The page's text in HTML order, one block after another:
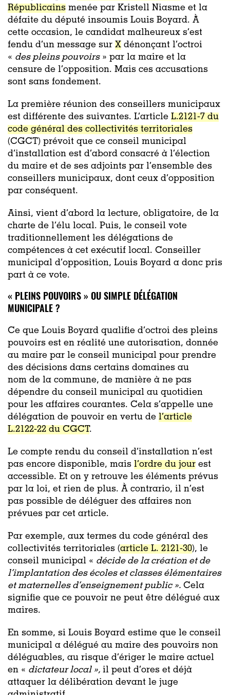
Républicains menée par Kristell Niasme et la
défaite du député insoumis Louis Boyard. À
cette occasion, le candidat malheureux s’est
fendu d’un message sur X dénonçant l’octroi
« des pleins pouvoirs» par la maire et la
censure de l’opposition. Mais ces accusations
sont sans fondement.
La première réunion des conseillers municipaux
est différente des suivantes. L’article L.2121-7 du
code général des collectivités territoriales
(CGCT) prévoit que ce conseil municipal
d’installation est d’abord consacré à l’élection
du maire et de ses adjoints par l’ensemble des
conseillers municipaux, dont ceux d’opposition
par conséquent.
Ainsi, vient d’abord la lecture, obligatoire, de la
charte de l’élu local. Puis, le conseil vote
traditionnellement les délégations de
compétences à cet exécutif local. Conseiller
municipal d’opposition, Louis Boyard a donc pris
part à ce vote.
« PLEINS POUVOIRS » OU SIMPLE DÉLÉGATION
MUNICIPALE ?
Ce que Louis Boyard qualifie d’octroi des pleins
pouvoirs est en réalité une autorisation, donnée
au maire par le conseil municipal pour prendre
des décisions dans certains domaines au
nom de la commune, de manière à ne pas
dépendre du conseil municipal au quotidien
pour les affaires courantes. Cela s’appelle une
délégation de pouvoir en vertu de l’article
L.2122-22 du CGCT.
Le compte rendu du conseil d’installation n’est
pas encore disponible, mais l’ordre du jour est
accessible. Et on y retrouve les éléments prévus
par la loi, et rien de plus. À contrario, il n’est
pas possible de déléguer des affaires non
prévues par cet article.
Par exemple, aux termes du code général des
collectivités territoriales (article L. 2121-30), le
conseil municipal « décide de la création et de
l’implantation des écoles et classes élémentaires
et maternelles d’enseignement public ». Cela
signifie que ce pouvoir ne peut être délégué aux
maires.
En somme, si Louis Boyard estime que le conseil
municipal a délégué au maire des pouvoirs non
déléguables, au risque d’ériger le maire actuel
en « dictateur local », il peut d’ores et déjà
attaquer la délibération devant le juge